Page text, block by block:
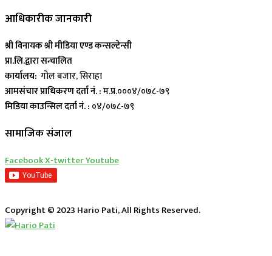
आधिकारीक जानकारी
श्री विनायक श्री मीडिया एण्ड कन्सल्टेन्सी
प्रा.लि.द्वारा सन्चालित
कार्यालय: गोल बजार, सिराहा
आमसंचार प्राधिकरण दर्ता नं. :म.प्र.०००४/०७८-७९
मिडिया काउन्सिल दर्ता नं. : ०४/०७८-७९
सामाजिक संजाल
FacebookX-twitterYoutube
Copyright © 2023 Hario Pati, All Rights Reserved.